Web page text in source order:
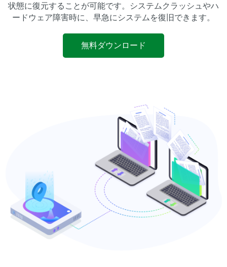
状態に復元することが可能です。システムクラッシュやハ
ードウェア障害時に、早急にシステムを復旧できます。
無料ダウンロード